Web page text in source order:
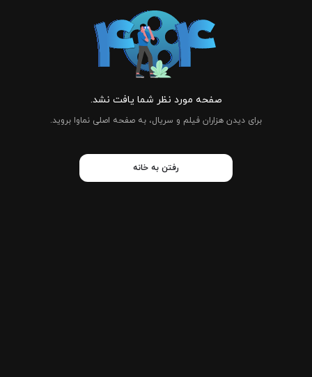
صفحه مورد نظر شما یافت نشد.
برای دیدن هزاران فیلم و سریال، به صفحه اصلی نماوا بروید.
رفتن به خانه